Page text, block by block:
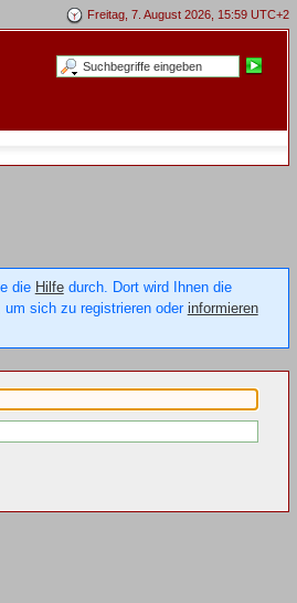
Freitag, 7. August 2026, 15:59 UTC+2
die Hilfedurch. Dort wird Ihnen die
um sich zu registrieren oder informieren